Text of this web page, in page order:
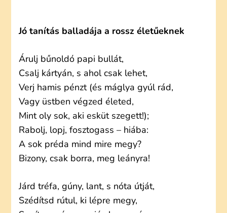
Jó tanítás balladája a rossz életűeknek
Árulj bűnoldó papi bullát,
Csalj kártyán, s ahol csak lehet,
Verj hamis pénzt (és máglya gyúl rád,
Vagy üstben végzed életed,
Mint oly sok, aki esküt szegett!);
Rabolj, lopj, fosztogass – hiába:
A sok préda mind mire megy?
Bizony, csak borra, meg leányra!
Járd tréfa, gúny, lant, s nóta útját,
Szédítsd rútul, ki lépre megy,